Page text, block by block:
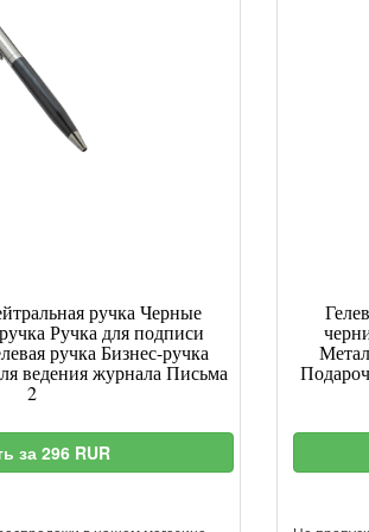
ручка Черные
Ручка для подписи
ручка Бизнес-ручка
ведения журнала Письма
2
за 296 RUR